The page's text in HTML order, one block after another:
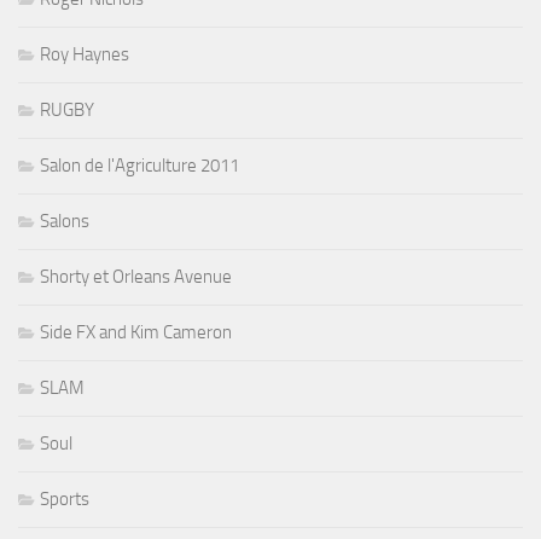
Roy Haynes
RUGBY
Salon de l'Agriculture 2011
Salons
Shorty et Orleans Avenue
Side FX and Kim Cameron
SLAM
Soul
Sports